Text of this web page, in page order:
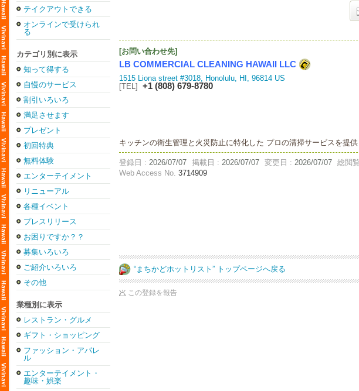
テイクアウトできる
オンラインで受けられ
る
カテゴリ別に表示
知って得する
自慢のサービス
割引いろいろ
満足させます
プレゼント
初回特典
無料体験
エンターテイメント
リニューアル
各種イベント
プレスリリース
お困りですか？？
募集いろいろ
ご紹介いろいろ
その他
業種別に表示
レストラン・グルメ
ギフト・ショッピング
ファッション・アパレ
ル
エンターテイメント・
趣味・娯楽
[お問い合わせ先]
LB COMMERCIAL CLEANING HAWAII LLC
1515 Liona street #3018, Honolulu, HI, 96814 US
[TEL]
+1 (808) 679-8780
キッチンの衛生管理と火災防止に特化した プロの清掃サービスを提
登録日 : 2026/07/07 掲載日 : 2026/07/07 変更日 : 2026/07/07 総閲
Web Access No. 3714909
“まちかどホットリスト” トップページへ戻る
この登録を報告